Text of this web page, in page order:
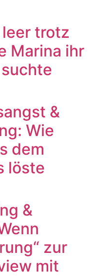
trotz
Marina ihr
&
Wie
dem
löste
&
zur
mit